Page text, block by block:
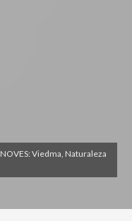
Viedma, Naturaleza